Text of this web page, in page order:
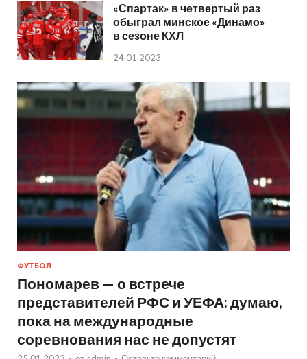
«Спартак» в четвертый раз
обыграл минское «Динамо»
в сезоне КХЛ
24.01.2023
ФУТБОЛ
Пономарев — о встрече
представителей РФС и УЕФА: думаю,
пока на международные
соревнования нас не допустят